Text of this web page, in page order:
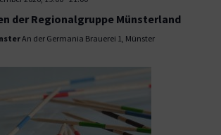
der Regionalgruppe Münsterland
An der Germania Brauerei 1, Münster